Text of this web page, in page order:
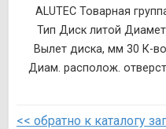
ALUTEC Товарная
Тип Диск литой
Вылет диска, мм 30 К-
Диам. располож.
<< обратно к каталогу